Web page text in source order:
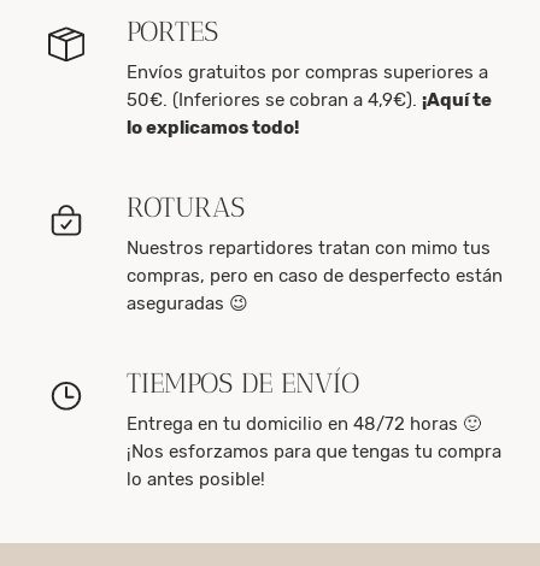
PORTES
Envíos gratuitos por compras superiores a
50€. (Inferiores se cobran a 4,9€). ¡Aquí te
lo explicamos todo!
ROTURAS
Nuestros repartidores tratan con mimo tus
compras, pero en caso de desperfecto están
aseguradas 😉
TIEMPOS DE ENVÍO
Entrega en tu domicilio en 48/72 horas 🙂
¡Nos esforzamos para que tengas tu compra
lo antes posible!